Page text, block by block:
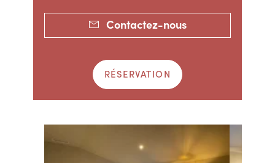
Contactez-nous
RÉSERVATION